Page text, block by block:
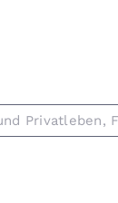
Privatleben,